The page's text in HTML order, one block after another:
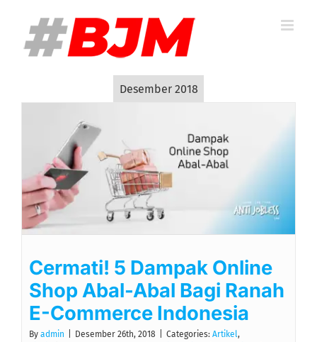
content
Desember 2018
Cermati! 5 Dampak Online
Shop Abal-Abal Bagi Ranah
E-Commerce Indonesia
By admin Desember 26th, 2018 Categories: Artikel,